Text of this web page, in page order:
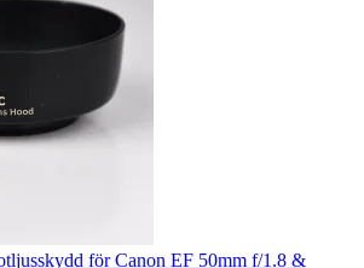
för Canon EF 50mm f/1.8 &